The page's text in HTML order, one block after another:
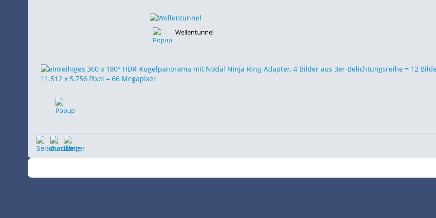
Wellentunnel